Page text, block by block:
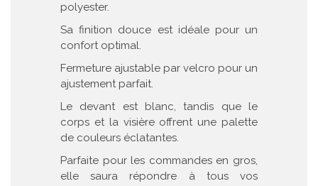
polyester.
Sa finition douce est idéale pour un
confort optimal.
Fermeture ajustable par velcro pour un
ajustement parfait.
Le devant est blanc, tandis que le
corps et la visière offrent une palette
de couleurs éclatantes.
Parfaite pour les commandes en gros,
elle saura répondre à tous vos